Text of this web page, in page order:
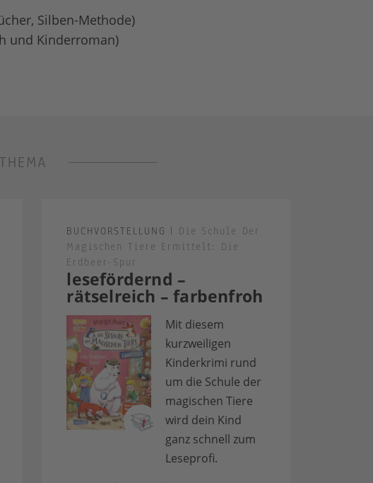
Silben-Methode)
und Kinderroman)
lesefördernd –
rätselreich – farbenfroh
BUCHVORSTELLUNG | Die Schule Der
Magischen Tiere Ermittelt: Die
Erdbeer-Spur
Mit diesem
kurzweiligen
Kinderkrimi rund
um die Schule der
magischen Tiere
wird dein Kind
ganz schnell zum
Leseprofi.